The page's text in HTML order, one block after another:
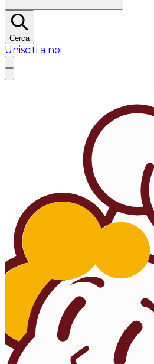
Cerca
Unisciti a noi